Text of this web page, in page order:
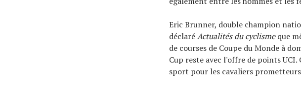
Eric Brunner, double champion
déclaréActualités du cyclismeque
de courses de Coupe du Monde à
Cup reste avec l'offre de points
sport pour les cavaliers